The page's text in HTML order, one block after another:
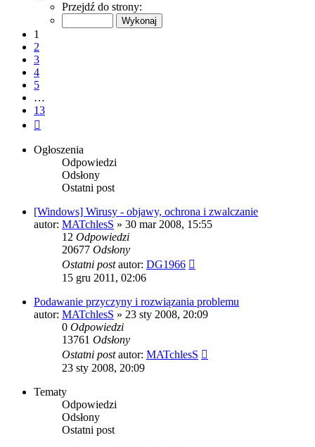
Przejdź do strony:
1
2
3
4
5
…
13
Ogłoszenia
Odpowiedzi
Odsłony
Ostatni post
[Windows] Wirusy - objawy, ochrona i zwalczanie
autor: MATchlesS » 30 mar 2008, 15:55
12 Odpowiedzi
20677 Odsłony
Ostatni postautor: DG1966
15 gru 2011, 02:06
Podawanie przyczyny i rozwiązania problemu
autor: MATchlesS » 23 sty 2008, 20:09
0 Odpowiedzi
13761 Odsłony
Ostatni postautor: MATchlesS
23 sty 2008, 20:09
Tematy
Odpowiedzi
Odsłony
Ostatni post